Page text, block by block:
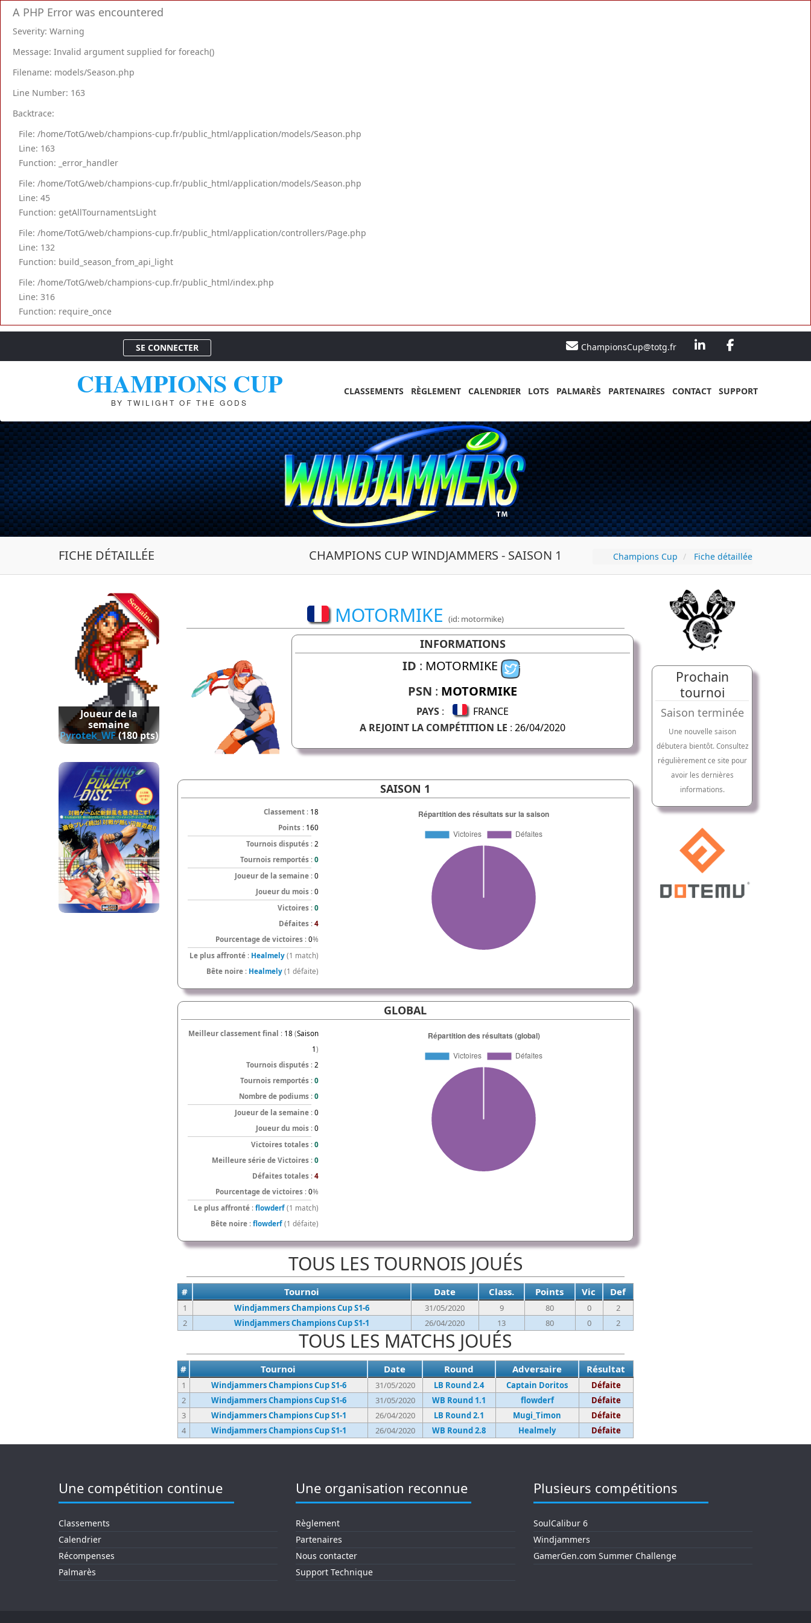
A PHP Error was encountered
Severity: Warning
Message: Invalid argument supplied for foreach()
Filename: models/Season.php
Line Number: 163
Backtrace:
File: /home/TotG/web/champions-cup.fr/public_html/application/models/Season.php
Line: 163
Function: _error_handler
File: /home/TotG/web/champions-cup.fr/public_html/application/models/Season.php
Line: 45
Function: getAllTournamentsLight
File: /home/TotG/web/champions-cup.fr/public_html/application/controllers/Page.php
Line: 132
Function: build_season_from_api_light
File: /home/TotG/web/champions-cup.fr/public_html/index.php
Line: 316
Function: require_once
SE CONNECTER ChampionsCup@totg.fr
CHAMPIONS CUP
BY TWILIGHT OF THE GODS
CLASSEMENTS RÈGLEMENT CALENDRIER LOTS PALMARÈS PARTENAIRES CONTACT SUPPORT
FICHE DÉTAILLÉE CHAMPIONS CUP WINDJAMMERS - SAISON 1 Champions Cup Fiche détaillée
Joueur de la
semaine
Pyrotek_WF(180 pts)
MOTORMIKE (id: motormike)
INFORMATIONS
ID : MOTORMIKE
PSN : MOTORMIKE
PAYS :
FRANCE
A REJOINT LA COMPÉTITION LE :26/04/2020
SAISON 1
Classement: 18
Points: 160
Tournois disputés: 2
Tournois remportés: 0
Joueur de la semaine: 0
Joueur du mois: 0
Victoires: 0
Défaites: 4
Pourcentage de victoires: 0%
Le plus affronté: Healmely(1 match)
Bête noire: Healmely(1 défaite)
GLOBAL
Meilleur classement final : 18 (Saison
1)
Tournois disputés: 2
Tournois remportés: 0
Nombre de podiums: 0
Joueur de la semaine: 0
Joueur du mois: 0
Victoires totales: 0
Meilleure série de Victoires: 0
Défaites totales: 4
Pourcentage de victoires: 0%
Le plus affronté: flowderf(1 match)
Bête noire: flowderf(1 défaite)
TOUS LES TOURNOIS JOUÉS
# Tournoi Date Class. Points Vic Def
1 Windjammers Champions Cup S1-6 31/05/2020 9 80 0
2
2
Windjammers Champions Cup S1-1 26/04/2020 13 80 0 2
TOUS LES MATCHS JOUÉS
# Tournoi Date Round Adversaire Résultat
1 Windjammers Champions Cup S1-6 31/05/2020 LB Round 2.4 Captain Doritos
Défaite
2
Windjammers Champions Cup S1-6 31/05/2020 WB Round 1.1 flowderf
Défaite
3
Windjammers Champions Cup S1-1 26/04/2020 LB Round 2.1 Mugi_Timon
Défaite
4
Windjammers Champions Cup S1-1 26/04/2020 WB Round 2.8 Healmely Défaite
Prochain
tournoi
Saison terminée
Une nouvelle saison
débutera bientôt. Consultez
régulièrement ce site pour
avoir les dernières
informations.
Une compétition continue
Classements
Calendrier
Récompenses
Palmarès
Une organisation reconnue
Règlement
Partenaires
Nous contacter
Support Technique
Plusieurs compétitions
SoulCalibur 6
Windjammers
GamerGen.com Summer Challenge